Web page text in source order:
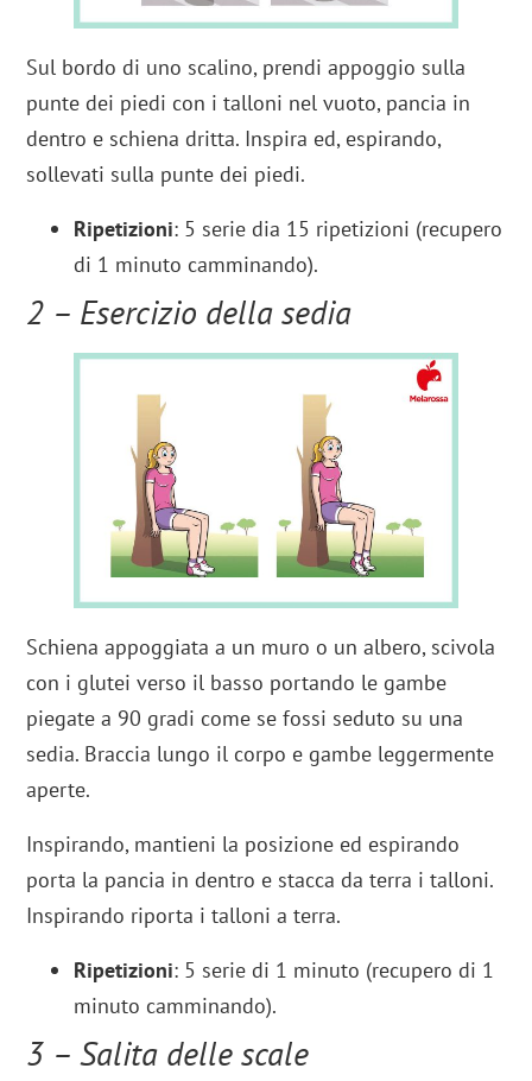
Sul bordo di uno scalino, prendi appoggio sulla
punte dei piedi con i talloni nel vuoto, pancia in
dentro e schiena dritta. Inspira ed, espirando,
sollevati sulla punte dei piedi.
Ripetizioni: 5 serie dia 15 ripetizioni (recupero
di 1 minuto camminando).
2 – Esercizio della sedia
Schiena appoggiata a un muro o un albero, scivola
con i glutei verso il basso portando le gambe
piegate a 90 gradi come se fossi seduto su una
sedia. Braccia lungo il corpo e gambe leggermente
aperte.
Inspirando, mantieni la posizione ed espirando
porta la pancia in dentro e stacca da terra i talloni.
Inspirando riporta i talloni a terra.
Ripetizioni: 5 serie di 1 minuto (recupero di 1
minuto camminando).
3 – Salita delle scale